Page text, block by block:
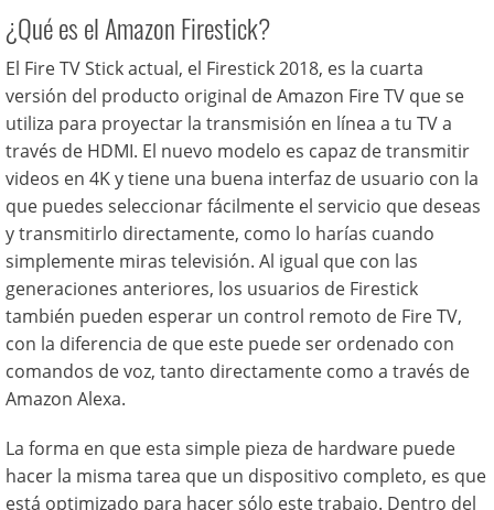
¿Qué es el Amazon Firestick?
El Fire TV Stick actual, el Firestick 2018, es la cuarta
versión del producto original de Amazon Fire TV que se
utiliza para proyectar la transmisión en línea a tu TV a
través de HDMI. El nuevo modelo es capaz de transmitir
videos en 4K y tiene una buena interfaz de usuario con la
que puedes seleccionar fácilmente el servicio que deseas
y transmitirlo directamente, como lo harías cuando
simplemente miras televisión. Al igual que con las
generaciones anteriores, los usuarios de Firestick
también pueden esperar un control remoto de Fire TV,
con la diferencia de que este puede ser ordenado con
comandos de voz, tanto directamente como a través de
Amazon Alexa.
La forma en que esta simple pieza de hardware puede
hacer la misma tarea que un dispositivo completo, es que
está optimizado para hacer sólo este trabajo. Dentro del